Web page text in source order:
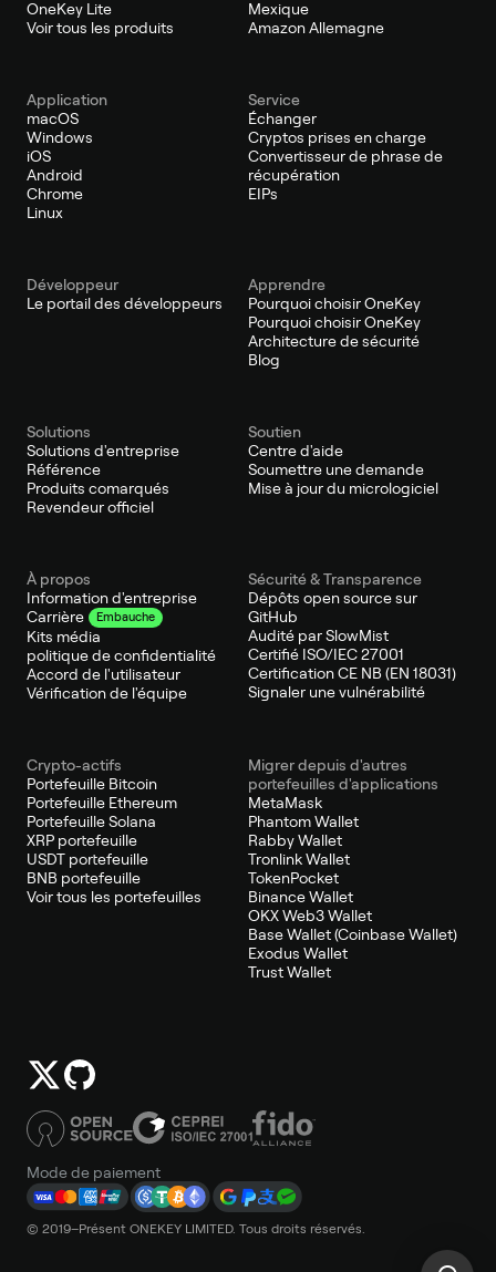
OneKey Lite
Voir tous les produits
Mexique
Amazon Allemagne
Application
macOS
Windows
iOS
Android
Chrome
Linux
Service
Échanger
Cryptos prises en charge
Convertisseur de phrase de
récupération
EIPs
Développeur
Le portail des développeurs
Apprendre
Pourquoi choisir OneKey
Pourquoi choisir OneKey
Architecture de sécurité
Blog
Solutions
Solutions d'entreprise
Référence
Produits comarqués
Revendeur officiel
Soutien
Centre d'aide
Soumettre une demande
Mise à jour du micrologiciel
À propos
Information d'entreprise
Carrière
Embauche
Kits média
politique de confidentialité
Accord de l'utilisateur
Vérification de l'équipe
Sécurité & Transparence
Dépôts open source sur
GitHub
Audité par SlowMist
Certifié ISO/IEC 27001
Certification CE NB (EN 18031)
Signaler une vulnérabilité
Crypto-actifs
Portefeuille Bitcoin
Portefeuille Ethereum
Portefeuille Solana
XRP portefeuille
USDT portefeuille
BNB portefeuille
Voir tous les portefeuilles
Migrer depuis d'autres
portefeuilles d'applications
MetaMask
Phantom Wallet
Rabby Wallet
Tronlink Wallet
TokenPocket
Binance Wallet
OKX Web3 Wallet
Base Wallet (Coinbase Wallet)
Exodus Wallet
Trust Wallet
Mode de paiement
© 2019–Présent ONEKEY LIMITED. Tous droits réservés.